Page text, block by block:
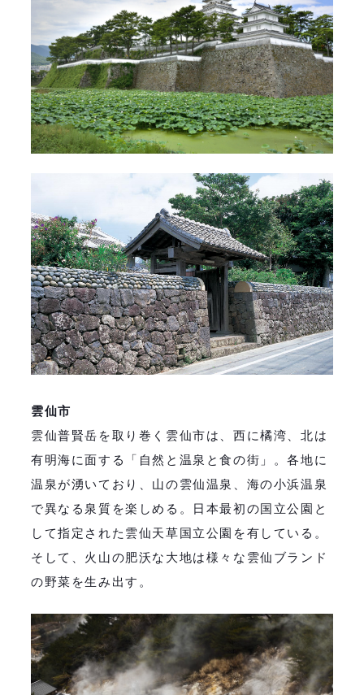
雲仙市
雲仙普賢岳を取り巻く雲仙市は、西に橘湾、北は
有明海に面する「自然と温泉と食の街」。各地に
温泉が湧いており、山の雲仙温泉、海の小浜温泉
で異なる泉質を楽しめる。日本最初の国立公園と
して指定された雲仙天草国立公園を有している。
そして、火山の肥沃な大地は様々な雲仙ブランド
の野菜を生み出す。